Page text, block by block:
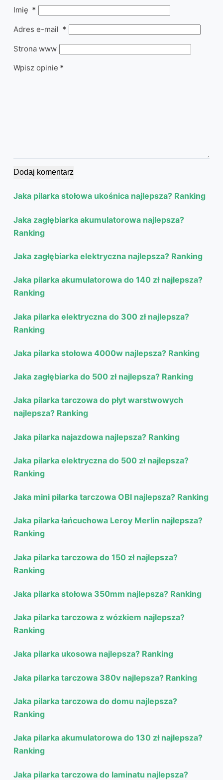
Imię *
Adres e-mail *
Strona www
Wpisz opinie *
Dodaj komentarz
Jaka pilarka stołowa ukośnica najlepsza? Ranking
Jaka zagłębiarka akumulatorowa najlepsza?
Ranking
Jaka zagłębiarka elektryczna najlepsza? Ranking
Jaka pilarka akumulatorowa do 140 zł najlepsza?
Ranking
Jaka pilarka elektryczna do 300 zł najlepsza?
Ranking
Jaka pilarka stołowa 4000w najlepsza? Ranking
Jaka zagłębiarka do 500 zł najlepsza? Ranking
Jaka pilarka tarczowa do płyt warstwowych
najlepsza? Ranking
Jaka pilarka najazdowa najlepsza? Ranking
Jaka pilarka elektryczna do 500 zł najlepsza?
Ranking
Jaka mini pilarka tarczowa OBI najlepsza? Ranking
Jaka pilarka łańcuchowa Leroy Merlin najlepsza?
Ranking
Jaka pilarka tarczowa do 150 zł najlepsza?
Ranking
Jaka pilarka stołowa 350mm najlepsza? Ranking
Jaka pilarka tarczowa z wózkiem najlepsza?
Ranking
Jaka pilarka ukosowa najlepsza? Ranking
Jaka pilarka tarczowa 380v najlepsza? Ranking
Jaka pilarka tarczowa do domu najlepsza?
Ranking
Jaka pilarka akumulatorowa do 130 zł najlepsza?
Ranking
Jaka pilarka tarczowa do laminatu najlepsza?